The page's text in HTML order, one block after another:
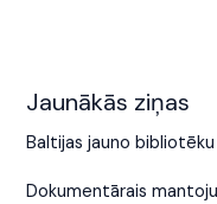
Jaunākās ziņas
Baltijas jauno
Dokumentārais